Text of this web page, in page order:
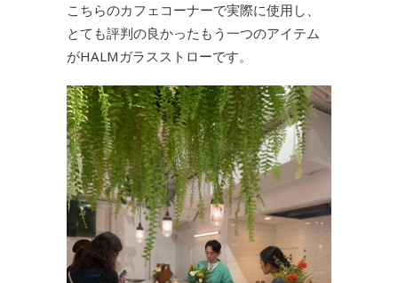
こちらのカフェコーナーで実際に使用し、
とても評判の良かったもう一つのアイテム
がHALMガラスストローです。